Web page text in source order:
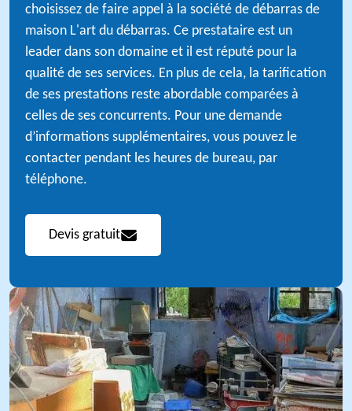
choisissez de faire appel à la société de débarras de
maison L'art du débarras. Ce prestataire est un
leader dans son domaine et il est réputé pour la
qualité de ses services. En plus de cela, la tarification
de ses prestations reste abordable comparées à
celles de ses concurrents. Pour une demande
d’informations supplémentaires, vous pouvez le
contacter pendant les heures de bureau, par
téléphone.
Devis gratuit